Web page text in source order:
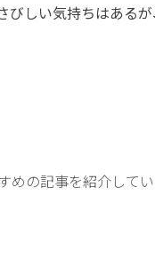
しい気持ちはある
の記事を紹介してい